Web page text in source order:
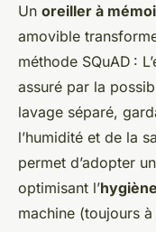
Un oreiller à
amovible
méthode SQuAD :
assuré par la
lavage séparé,
l’humidité et de la
permet d’adopter
optimisant l’hygiène
machine (toujours